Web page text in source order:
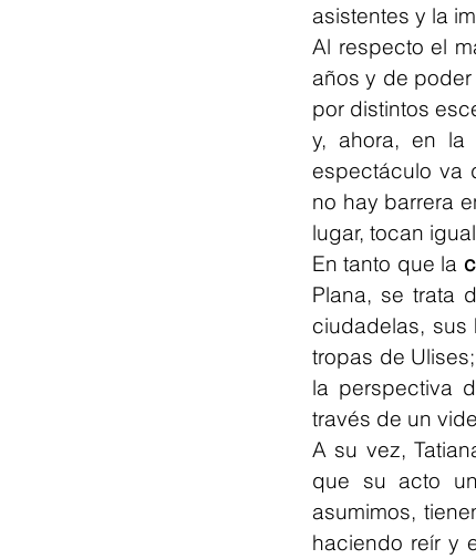
asistentes y la
Al respecto el
años y de
por distintos
y, ahora, en la
espectáculo va
no hay barrera
lugar, tocan
En tanto que la
Plana, se trata
ciudadelas, sus
tropas de
la perspectiva
través de un
A su vez,
que su acto
asumimos,
haciendo reír y